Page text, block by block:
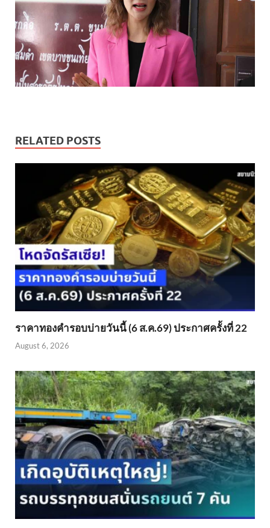
RELATED POSTS
ราคาทองคำรอบบ่ายวันนี้ (6 ส.ค.69) ประกาศครั้งที่ 22
August 6, 2026